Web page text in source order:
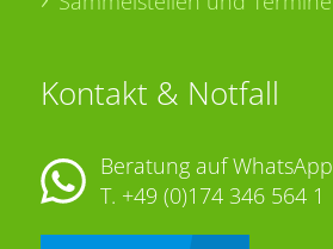
Kontakt & Notfall
Beratung auf WhatsApp
T. +49 (0)174 346 564 1